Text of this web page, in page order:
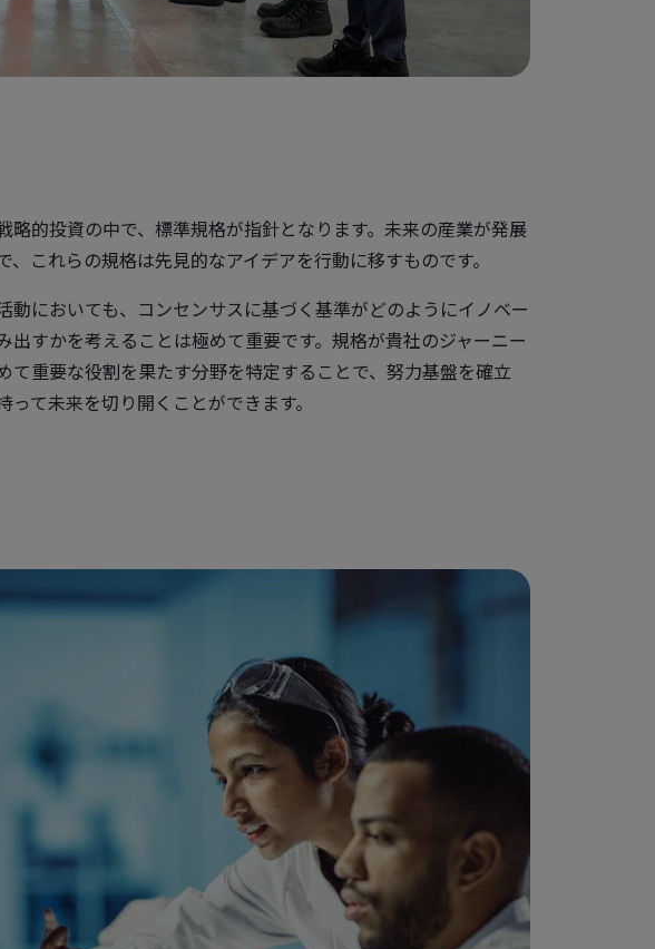
略的投資の中で、標準規格が指針となります。未来の産業が発展
、これらの規格は先見的なアイデアを行動に移すものです。
動においても、コンセンサスに基づく基準がどのようにイノベー
出すかを考えることは極めて重要です。規格が貴社のジャーニー
て重要な役割を果たす分野を特定することで、努力基盤を確立
って未来を切り開くことができます。